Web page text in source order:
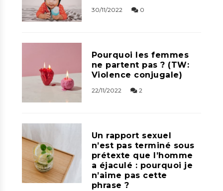
30/11/2022 0
Pourquoi les femmes
ne partent pas ? (TW:
Violence conjugale)
22/11/2022 2
Un rapport sexuel
n’est pas terminé sous
prétexte que l’homme
a éjaculé : pourquoi je
n’aime pas cette
phrase ?